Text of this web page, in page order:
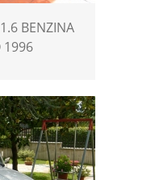
BENZINA
1996